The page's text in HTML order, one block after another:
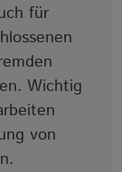
für
Wichtig
von